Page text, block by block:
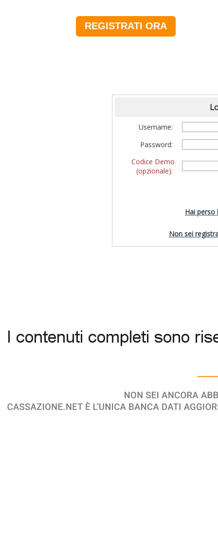
REGISTRATI ORA
Username:
Password:
Codice Demo
(opzionale):
Hai perso
Non sei